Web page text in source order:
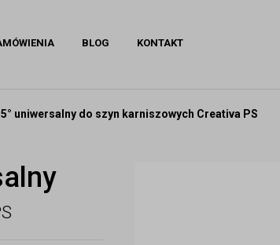
BLOG KONTAKT
uniwersalny do szyn karniszowych Creativa PS